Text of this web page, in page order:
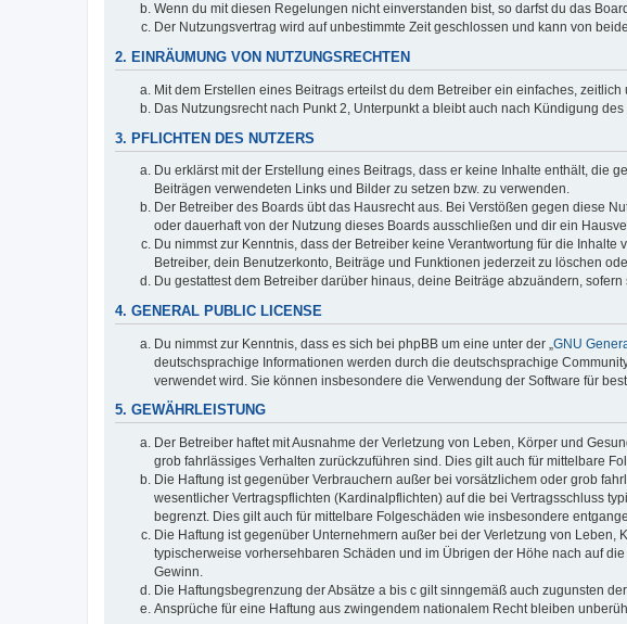
Wenn du mit diesen Regelungen nicht einverstanden bist, so darfst du das
Der Nutzungsvertrag wird auf unbestimmte Zeit geschlossen und kann von
2. EINRÄUMUNG VON NUTZUNGSRECHTEN
Mit dem Erstellen eines Beitrags erteilst du dem Betreiber ein einfaches,
Das Nutzungsrecht nach Punkt 2, Unterpunkt a bleibt auch nach Kündigung
3. PFLICHTEN DES NUTZERS
Du erklärst mit der Erstellung eines Beitrags, dass er keine Inhalte enthält, die
Beiträgen verwendeten Links und Bilder zu setzen bzw. zu verwenden.
Der Betreiber des Boards übt das Hausrecht aus. Bei Verstößen gegen diese
oder dauerhaft von der Nutzung dieses Boards ausschließen und dir ein
Du nimmst zur Kenntnis, dass der Betreiber keine Verantwortung für die
Betreiber, dein Benutzerkonto, Beiträge und Funktionen jederzeit zu löschen
Du gestattest dem Betreiber darüber hinaus, deine Beiträge abzuändern,
4. GENERAL PUBLIC LICENSE
Du nimmst zur Kenntnis, dass es sich bei phpBB um eine unter der „ GNU
deutschsprachige Informationen werden durch die deutschsprachige
verwendet wird. Sie können insbesondere die Verwendung der Software für
5. GEWÄHRLEISTUNG
Der Betreiber haftet mit Ausnahme der Verletzung von Leben, Körper und
grob fahrlässiges Verhalten zurückzuführen sind. Dies gilt auch für mittelbare
Die Haftung ist gegenüber Verbrauchern außer bei vorsätzlichem oder grob
wesentlicher Vertragspflichten (Kardinalpflichten) auf die bei Vertragsschluss
begrenzt. Dies gilt auch für mittelbare Folgeschäden wie insbesondere
Die Haftung ist gegenüber Unternehmern außer bei der Verletzung von
typischerweise vorhersehbaren Schäden und im Übrigen der Höhe nach auf
Gewinn.
Die Haftungsbegrenzung der Absätze a bis c gilt sinngemäß auch zugunsten
Ansprüche für eine Haftung aus zwingendem nationalem Recht bleiben